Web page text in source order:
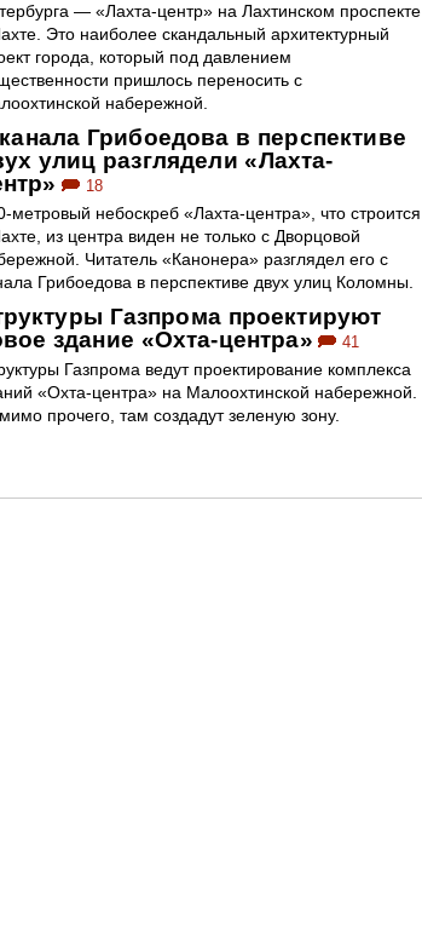
— «Лахта-центр» на Лахтинском проспекте
Это наиболее скандальный архитектурный
города, который под давлением
пришлось переносить с
набережной.
Грибоедова в перспективе
улиц разглядели «Лахта-
18
метровый небоскреб «Лахта-центра», что строится
из центра виден не только с Дворцовой
Читатель «Канонера» разглядел его с
Грибоедова в перспективе двух улиц Коломны.
Газпрома проектируют
здание «Охта-центра»
41
Газпрома ведут проектирование комплекса
«Охта-центра» на Малоохтинской набережной.
прочего, там создадут зеленую зону.